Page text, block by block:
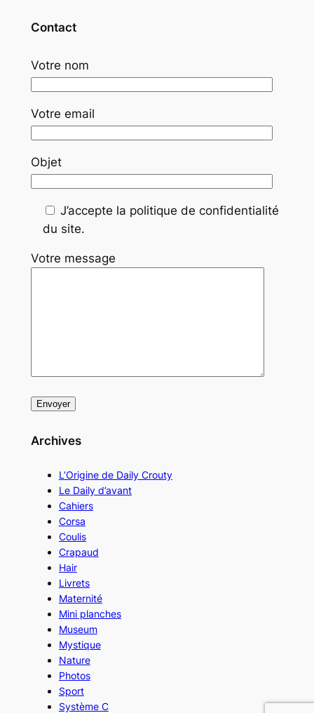
Contact
Votre nom
Votre email
Objet
J’accepte la politique de confidentialité
du site.
Votre message
Archives
L’Origine de Daily Crouty
Le Daily d’avant
Cahiers
Corsa
Coulis
Crapaud
Hair
Livrets
Maternité
Mini planches
Museum
Mystique
Nature
Photos
Sport
Système C